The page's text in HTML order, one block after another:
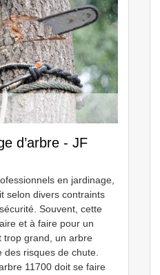
d’arbre - JF
en jardinage,
selon divers contraints
Souvent, cette
et à faire pour un
trop grand, un arbre
risques de chute.
11700 doit se faire